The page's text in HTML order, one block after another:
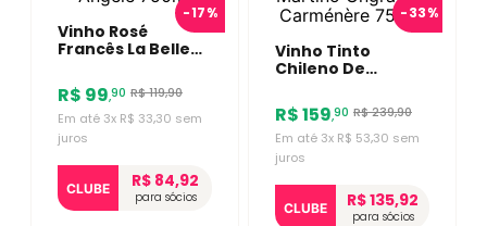
-17%
Vinho Rosé
Francês La Belle
R$ 99,90 R$119,90
Em até 3x R$ 33,30 sem
juros
CLUBE R$ 84,92
para sócios
-33%
Vinho Tinto
Chileno De
Ungrafted
Carménère 750ml
R$159,90 R$239,90
Em até 3x R$ 53,30 sem
juros
CLUBE R$ 135,92
para sócios